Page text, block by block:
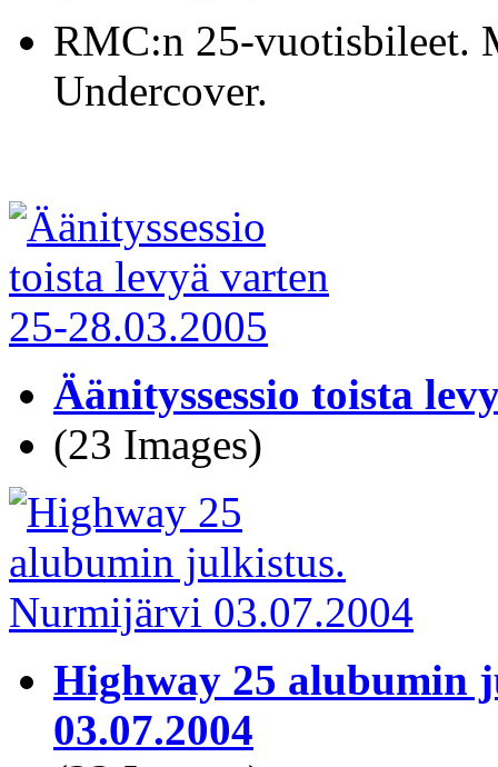
RMC:n 25-vuotisbileet.
Undercover.
Äänityssessio toista
(23 Images)
Highway 25 alubumin
03.07.2004